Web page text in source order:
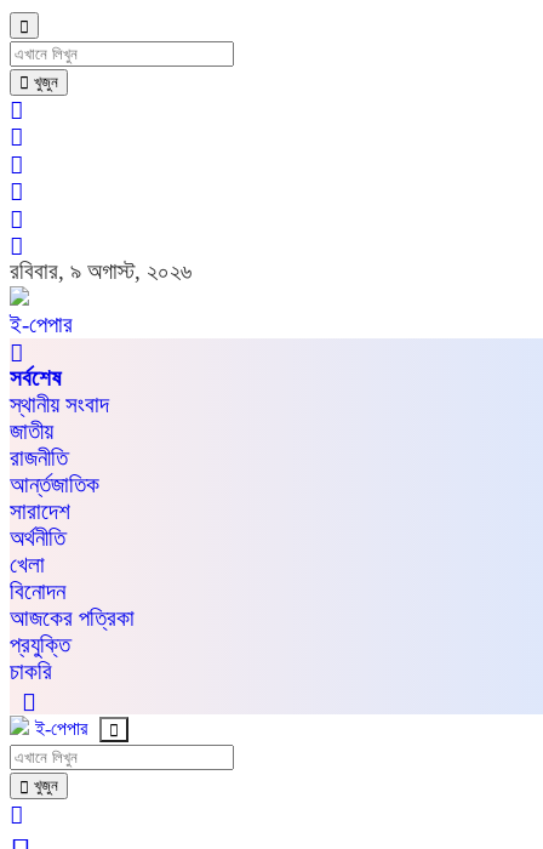
খুজুন
রবিবার, ৯ অগাস্ট, ২০২৬
ই-পেপার
সর্বশেষ
স্থানীয় সংবাদ
জাতীয়
রাজনীতি
আর্ন্তজাতিক
সারাদেশ
অর্থনীতি
খেলা
বিনোদন
আজকের পত্রিকা
প্রযুক্তি
চাকরি
ই-পেপার
খুজুন